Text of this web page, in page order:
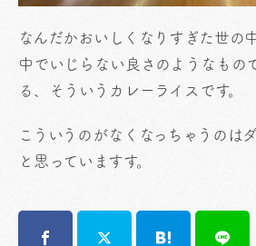
なんだかおいしくなりすぎた世の
中でいじらない良さのようなもの
る、そういうカレーライスです。
こういうのがなくなっちゃうのは
と思っていますす。